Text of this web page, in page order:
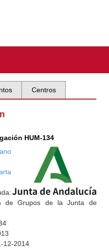
Centros
HUM-134
de Grupos de la Junta de
12-2014